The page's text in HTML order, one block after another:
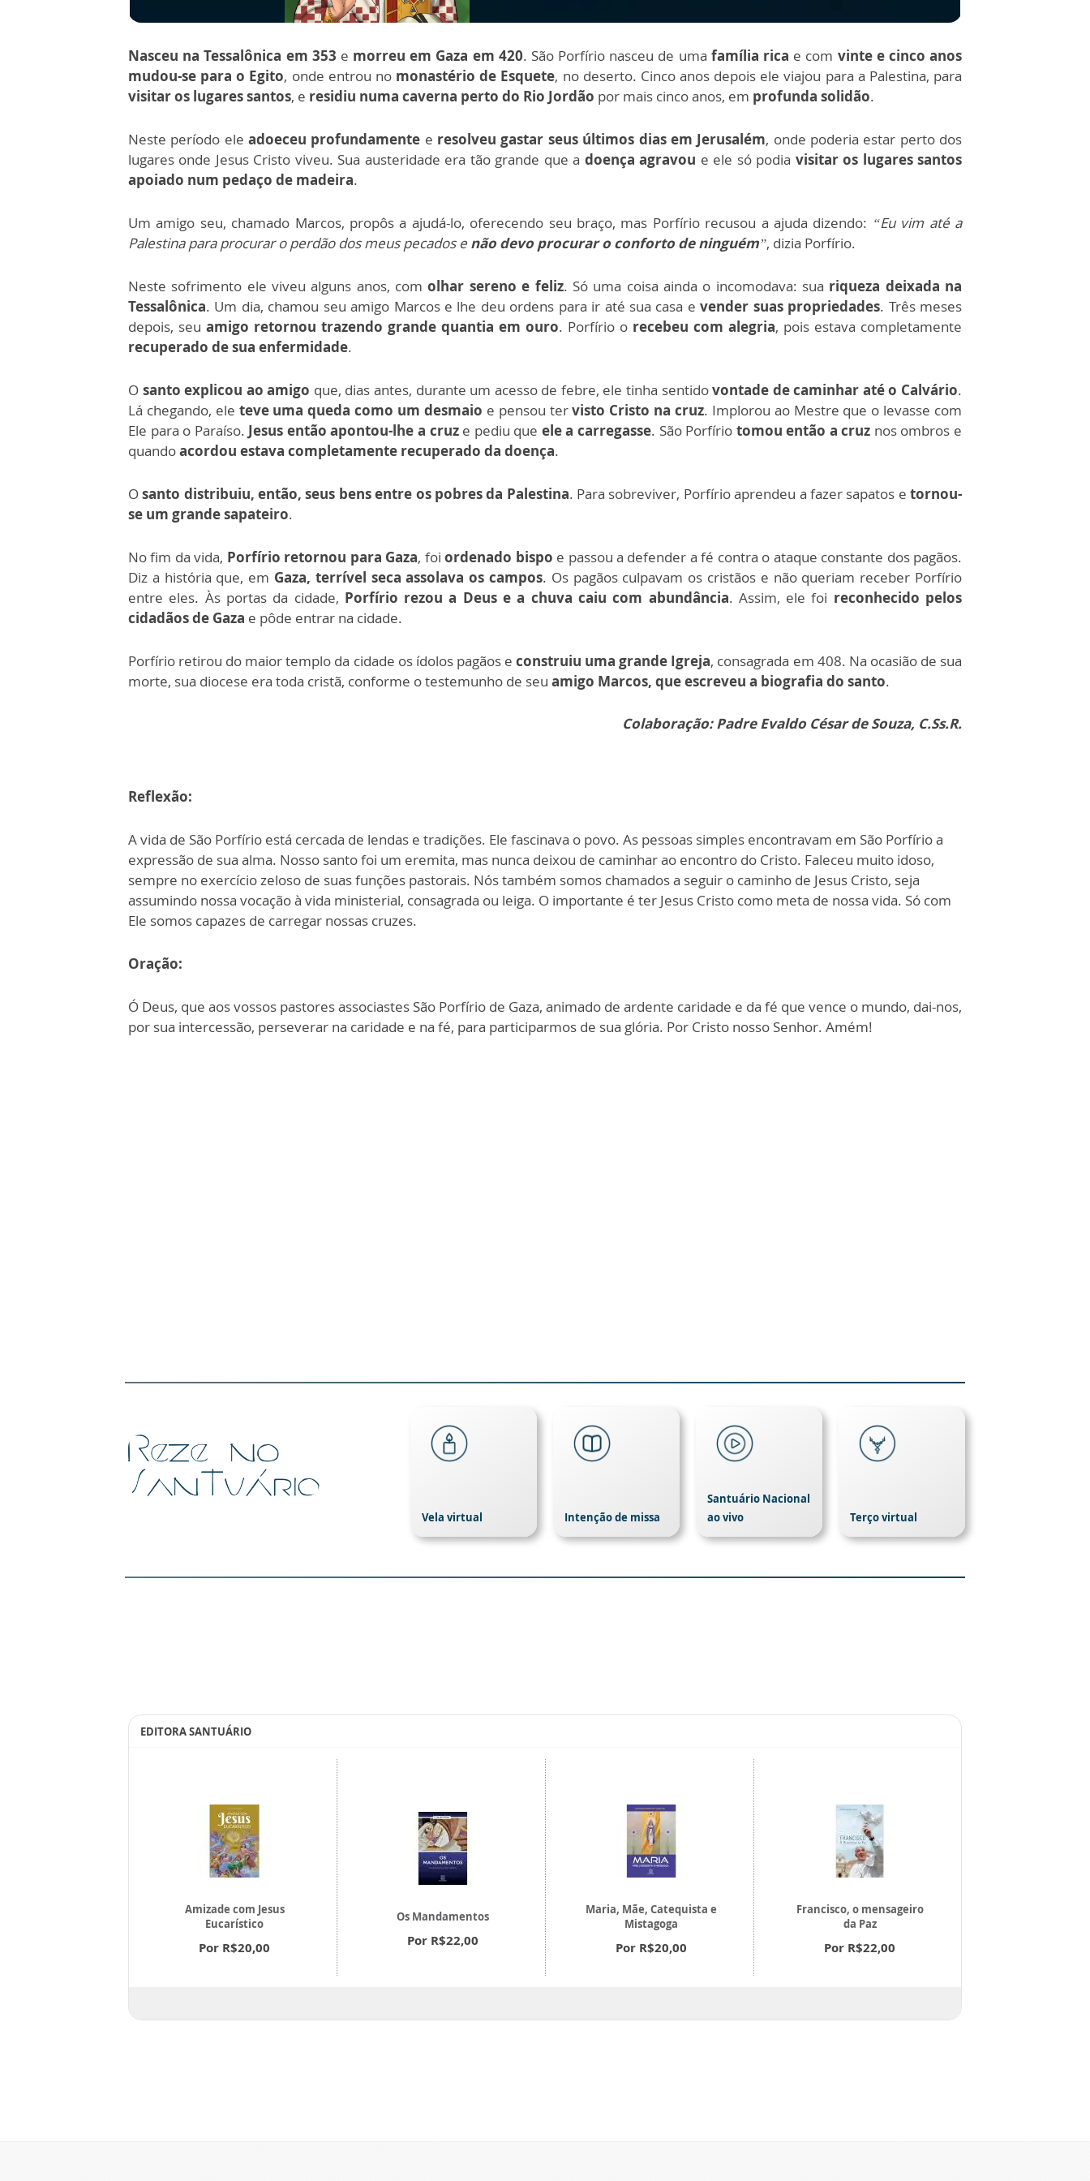
Nasceu na Tessalônica em 353 e morreu em Gaza em 420. São Porfírio nasceu de uma família rica e com vinte e cinco anos
mudou-se para o Egito, onde entrou nomonastério de Esquete, no deserto. Cinco anos depois ele viajou para a Palestina, para
visitar os lugares santos, e residiu numa caverna perto do Rio Jordão por mais cinco anos, em profunda solidão.
Neste período eleadoeceu profundamente e resolveu gastar seus últimos dias em Jerusalém, onde poderia estar perto dos
lugares onde Jesus Cristo viveu. Sua austeridade era tão grande que a doença agravou e ele só podia visitar os lugares santos
apoiado num pedaço de madeira.
Um amigo seu, chamado Marcos, propôs a ajudá-lo, oferecendo seu braço, mas Porfírio recusou a ajuda dizendo: “Eu vim até a
Palestina para procurar o perdão dos meus pecados e não devo procurar o conforto de ninguém”, dizia Porfírio.
Neste sofrimento ele viveu alguns anos, comolhar sereno e feliz. Só uma coisa ainda o incomodava: sua riqueza deixada na
Tessalônica. Um dia, chamou seu amigo Marcos e lhe deu ordens para ir até sua casa evender suas propriedades. Três meses
depois, seu amigo retornou trazendo grande quantia em ouro. Porfírio o recebeu com alegria, pois estava completamente
recuperado de sua enfermidade.
O santo explicou ao amigo que, dias antes, durante um acesso de febre, ele tinha sentidovontade de caminhar até o Calvário.
Lá chegando, ele teve uma queda como um desmaio e pensou tervisto Cristo na cruz. Implorou ao Mestre que o levasse com
Ele para o Paraíso. Jesus então apontou-lhe a cruz e pediu que ele a carregasse. São Porfírio tomou então a cruz nos ombros e
quandoacordou estava completamente recuperado da doença.
Osanto distribuiu, então, seus bens entre os pobres da Palestina. Para sobreviver, Porfírio aprendeu a fazer sapatos etornou-
se um grande sapateiro.
No fim da vida, Porfírio retornou para Gaza, foiordenado bispo e passou a defender a fé contra o ataque constante dos pagãos.
Diz a história que, em Gaza, terrível seca assolava os campos. Os pagãos culpavam os cristãos e não queriam receber Porfírio
entre eles. Às portas da cidade, Porfírio rezou a Deus e a chuva caiu com abundância. Assim, ele foi reconhecido pelos
cidadãos de Gaza e pôde entrar na cidade.
Porfírio retirou do maior templo da cidade os ídolos pagãos econstruiu uma grande Igreja, consagrada em 408. Na ocasião de sua
morte, sua diocese era toda cristã, conforme o testemunho de seu amigo Marcos, que escreveu a biografia do santo.
Colaboração: Padre Evaldo César de Souza, C.Ss.R.
Reflexão:
A vida de São Porfírio está cercada de lendas e tradições. Ele fascinava o povo. As pessoas simples encontravam em São Porfírio a
expressão de sua alma. Nosso santo foi um eremita, mas nunca deixou de caminhar ao encontro do Cristo. Faleceu muito idoso,
sempre no exercício zeloso de suas funções pastorais. Nós também somos chamados a seguir o caminho de Jesus Cristo, seja
assumindo nossa vocação à vida ministerial, consagrada ou leiga. O importante é ter Jesus Cristo como meta de nossa vida. Só com
Ele somos capazes de carregar nossas cruzes.
Oração:
Ó Deus, que aos vossos pastores associastes São Porfírio de Gaza, animado de ardente caridade e da fé que vence o mundo, dai-nos,
por sua intercessão, perseverar na caridade e na fé, para participarmos de sua glória. Por Cristo nosso Senhor. Amém!
Terço virtual
Intenção de missa
Vela virtual
Santuário Nacional
ao vivo
EDITORA SANTUÁRIO
Amizade com Jesus
Eucarístico
Por R$20,00
Os Mandamentos
Por R$22,00
Maria, Mãe, Catequista e
Mistagoga
Por R$20,00
Francisco, o mensageiro
da Paz
Por R$22,00